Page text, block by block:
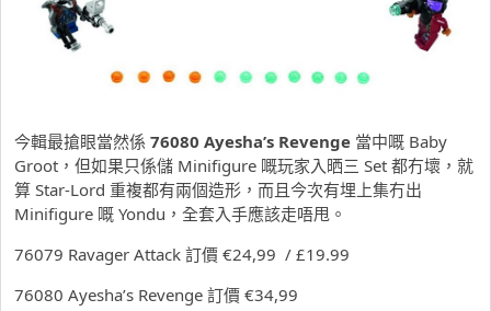
今輯最搶眼當然係 76080 Ayesha’s Revenge 當中嘅 Baby
Groot，但如果只係儲 Minifigure 嘅玩家入晒三 Set 都冇壞，就
算 Star-Lord 重複都有兩個造形，而且今次有埋上集冇出
Minifigure 嘅 Yondu，全套入手應該走唔甩。
76079 Ravager Attack 訂價 €24,99 / £19.99
76080 Ayesha’s Revenge 訂價 €34,99